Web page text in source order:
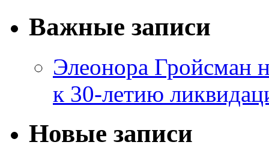
Важные записи
Элеонора Гройсман
к 30-летию
Новые записи